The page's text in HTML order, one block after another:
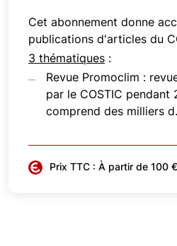
Cet abonnement donne
publications d'articles du
3 thématiques :
Revue Promoclim :
par le COSTIC pendant
comprend des milliers
Prix TTC : À partir de 100 €